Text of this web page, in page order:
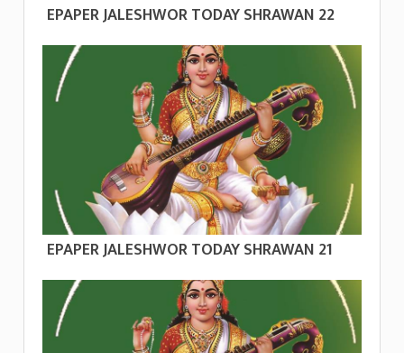
EPAPER JALESHWOR TODAY SHRAWAN 22
EPAPER JALESHWOR TODAY SHRAWAN 21